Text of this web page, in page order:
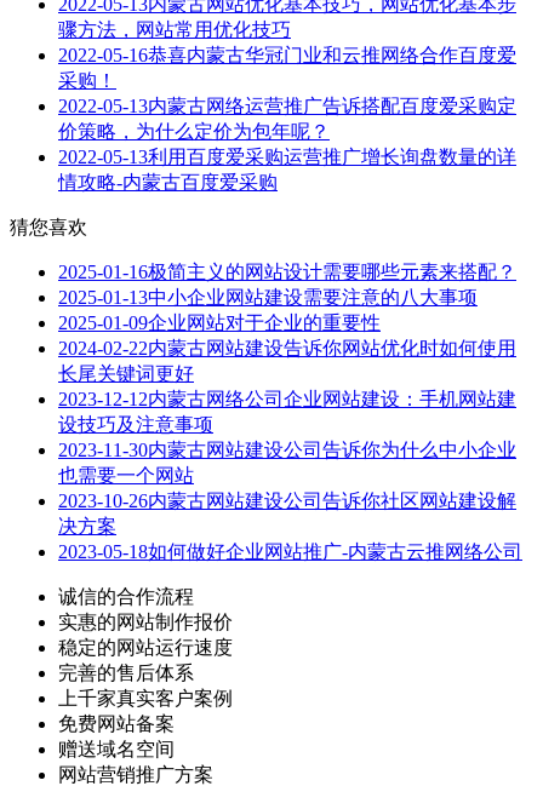
骤方法，网站常用优化技巧
2022-05-16恭喜内蒙古华冠门业和云推网络合作百度爱
采购！
2022-05-13内蒙古网络运营推广告诉搭配百度爱采购定
价策略，为什么定价为包年呢？
2022-05-13利用百度爱采购运营推广增长询盘数量的详
情攻略-内蒙古百度爱采购
猜您喜欢
2025-01-16极简主义的网站设计需要哪些元素来搭配？
2025-01-13中小企业网站建设需要注意的八大事项
2025-01-09企业网站对于企业的重要性
2024-02-22内蒙古网站建设告诉你网站优化时如何使用
长尾关键词更好
2023-12-12内蒙古网络公司企业网站建设：手机网站建
设技巧及注意事项
2023-11-30内蒙古网站建设公司告诉你为什么中小企业
也需要一个网站
2023-10-26内蒙古网站建设公司告诉你社区网站建设解
决方案
2023-05-18如何做好企业网站推广-内蒙古云推网络公司
诚信的合作流程
实惠的网站制作报价
稳定的网站运行速度
完善的售后体系
上千家真实客户案例
免费网站备案
赠送域名空间
网站营销推广方案